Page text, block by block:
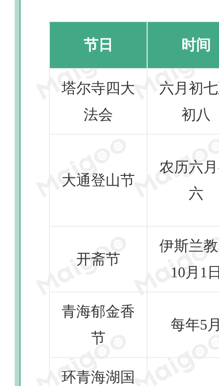
节日 时间
塔尔寺四大
法会
六月初
初八
大通登山节
农历六
六
开斋节
伊斯兰
10月1
青海郁金香
节
每年5
环青海湖国